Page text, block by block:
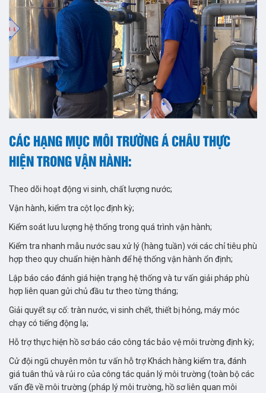
CÁC HẠNG MỤC MÔI TRƯỜNG Á CHÂU THỰC
HIỆN TRONG VẬN HÀNH:
Theo dõi hoạt động vi sinh, chất lượng nước;
Vận hành, kiểm tra cột lọc định kỳ;
Kiểm soát lưu lượng hệ thống trong quá trình vận hành;
Kiểm tra nhanh mẫu nước sau xử lý (hàng tuần) với các chỉ tiêu phù
hợp theo quy chuẩn hiện hành để hệ thống vận hành ổn định;
Lập báo cáo đánh giá hiện trạng hệ thống và tư vấn giải pháp phù
hợp liên quan gửi chủ đầu tư theo từng tháng;
Giải quyết sự cố: tràn nước, vi sinh chết, thiết bị hỏng, máy móc
chạy có tiếng động lạ;
Hỗ trợ thực hiện hồ sơ báo cáo công tác bảo vệ môi trường định kỳ;
Cử đội ngũ chuyên môn tư vấn hỗ trợ Khách hàng kiểm tra, đánh
giá tuân thủ và rủi ro của công tác quản lý môi trường (toàn bộ các
vấn đề về môi trường (pháp lý môi trường, hồ sơ liên quan môi